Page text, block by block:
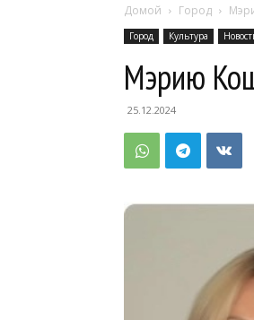
Домой Город
Город Культура
Мэрию
25.12.2024